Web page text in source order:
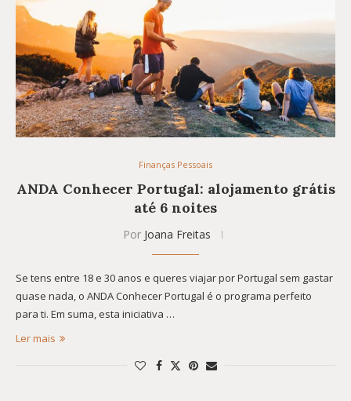
Finanças Pessoais
ANDA Conhecer Portugal: alojamento grátis
até 6 noites
Por Joana Freitas
Se tens entre 18 e 30 anos e queres viajar por Portugal sem gastar
quase nada, o ANDA Conhecer Portugal é o programa perfeito
para ti. Em suma, esta iniciativa …
Ler mais